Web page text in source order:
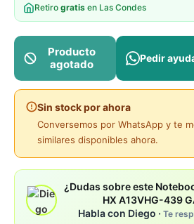
Retiro gratis en Las Condes
Producto
agotado
Pedir
Sin stock por ahora
Conversemos por WhatsApp y te
similares disponibles ahora.
¿Dudas sobre este
HX A13VHG-439
Habla con Diego · Te